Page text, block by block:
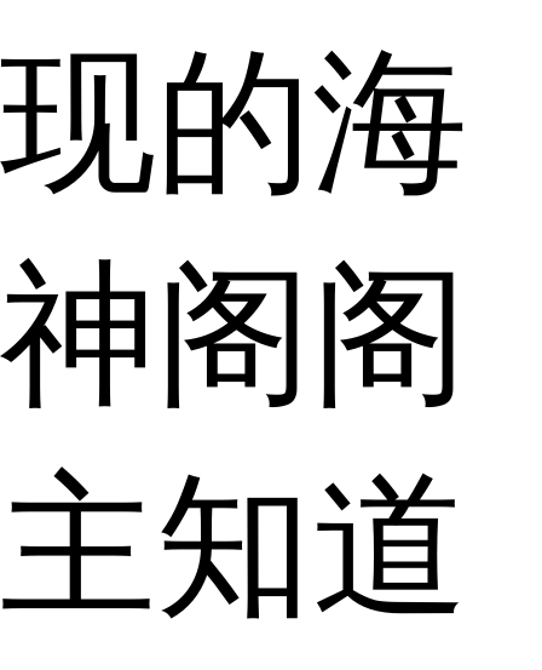
现的海
神阁阁
主知道